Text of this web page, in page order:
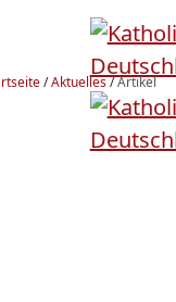
/Aktuelles/Artikel